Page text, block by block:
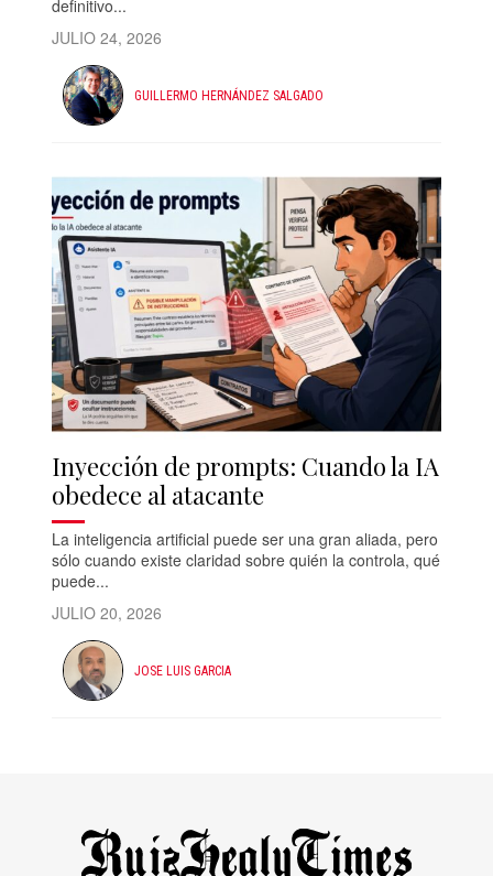
definitivo...
JULIO 24, 2026
GUILLERMO HERNÁNDEZ SALGADO
Inyección de prompts: Cuando la IA
obedece al atacante
La inteligencia artificial puede ser una gran aliada, pero
sólo cuando existe claridad sobre quién la controla, qué
puede...
JULIO 20, 2026
JOSE LUIS GARCIA